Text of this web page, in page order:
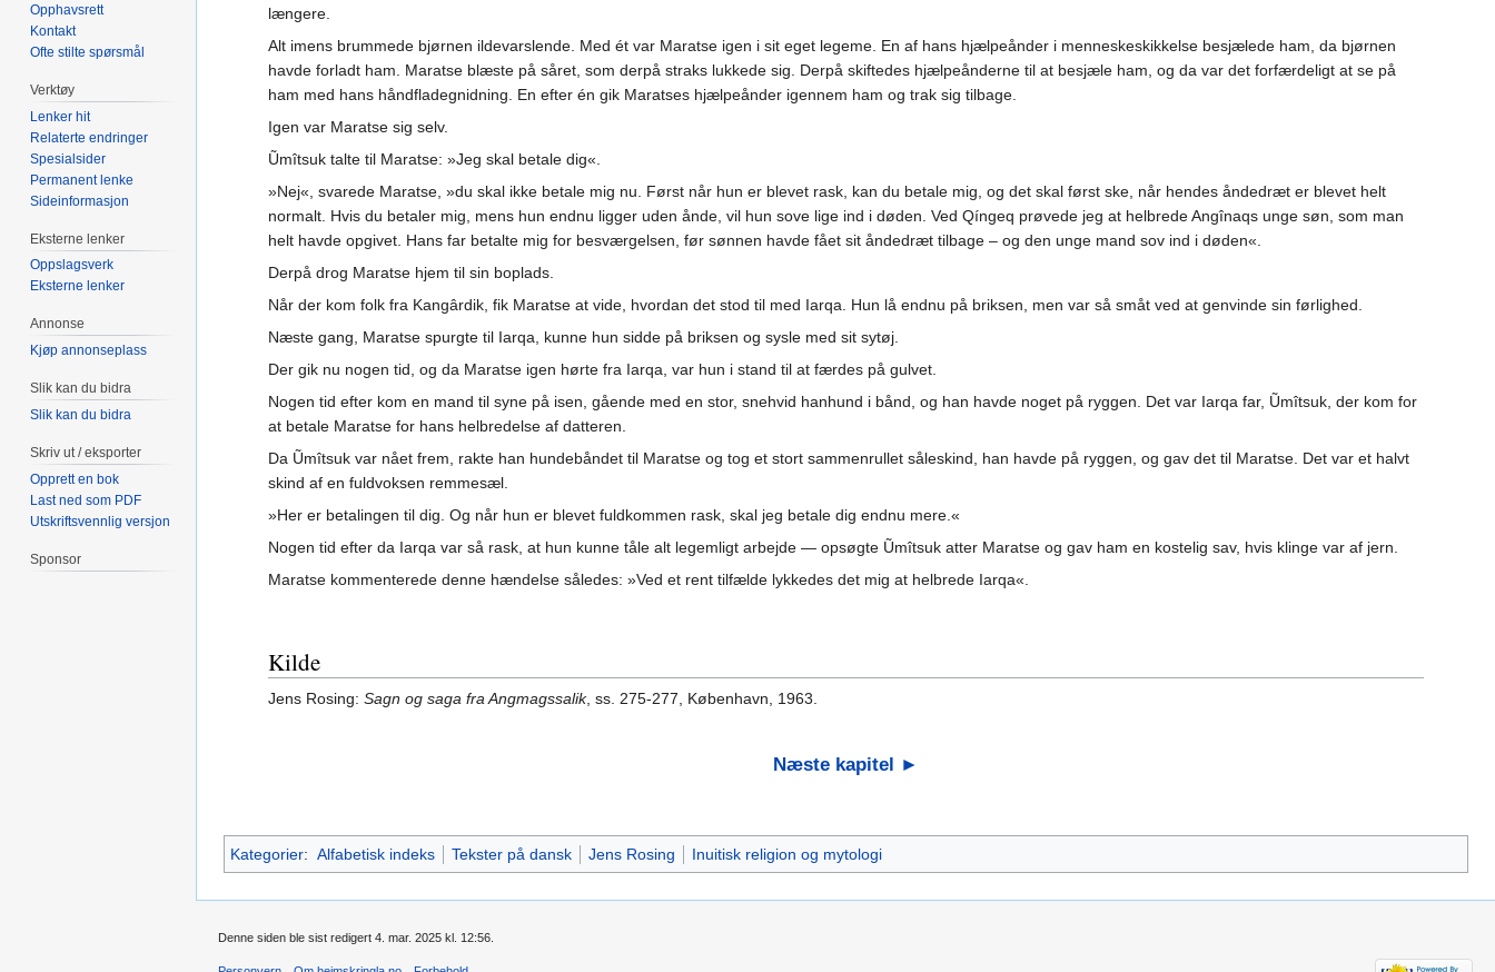
længere.
Alt imens brummede bjørnen ildevarslende. Med ét var Maratse igen i sit eget legeme. En af hans hjælpeånder i menneskeskikkelse besjælede ham, da bjørnen
havde forladt ham. Maratse blæste på såret, som derpå straks lukkede sig. Derpå skiftedes hjælpeånderne til at besjæle ham, og da var det forfærdeligt at se på
ham med hans håndfladegnidning. En efter én gik Maratses hjælpeånder igennem ham og trak sig tilbage.
Igen var Maratse sig selv.
Ũmîtsuk talte til Maratse: »Jeg skal betale dig«.
»Nej«, svarede Maratse, »du skal ikke betale mig nu. Først når hun er blevet rask, kan du betale mig, og det skal først ske, når hendes åndedræt er blevet helt
normalt. Hvis du betaler mig, mens hun endnu ligger uden ånde, vil hun sove lige ind i døden. Ved Qíngeq prøvede jeg at helbrede Angînaqs unge søn, som man
helt havde opgivet. Hans far betalte mig for besværgelsen, før sønnen havde fået sit åndedræt tilbage – og den unge mand sov ind i døden«.
Derpå drog Maratse hjem til sin boplads.
Når der kom folk fra Kangârdik, fik Maratse at vide, hvordan det stod til med Iarqa. Hun lå endnu på briksen, men var så småt ved at genvinde sin førlighed.
Næste gang, Maratse spurgte til Iarqa, kunne hun sidde på briksen og sysle med sit sytøj.
Der gik nu nogen tid, og da Maratse igen hørte fra Iarqa, var hun i stand til at færdes på gulvet.
Nogen tid efter kom en mand til syne på isen, gående med en stor, snehvid hanhund i bånd, og han havde noget på ryggen. Det var Iarqa far, Ũmîtsuk, der kom for
at betale Maratse for hans helbredelse af datteren.
Da Ũmîtsuk var nået frem, rakte han hundebåndet til Maratse og tog et stort sammenrullet såleskind, han havde på ryggen, og gav det til Maratse. Det var et halvt
skind af en fuldvoksen remmesæl.
»Her er betalingen til dig. Og når hun er blevet fuldkommen rask, skal jeg betale dig endnu mere.«
Nogen tid efter da Iarqa var så rask, at hun kunne tåle alt legemligt arbejde — opsøgte Ũmîtsuk atter Maratse og gav ham en kostelig sav, hvis klinge var af jern.
Maratse kommenterede denne hændelse således: »Ved et rent tilfælde lykkedes det mig at helbrede Iarqa«.
Kilde
Jens Rosing: Sagn og saga fra Angmagssalik, ss. 275-277, København, 1963.
Næste kapitel ►
Kategorier: Alfabetisk indeks Tekster på dansk Jens Rosing Inuitisk religion og mytologi
Opphavsrett
Kontakt
Ofte stilte spørsmål
Verktøy
Lenker hit
Relaterte endringer
Spesialsider
Permanent lenke
Sideinformasjon
Eksterne lenker
Oppslagsverk
Eksterne lenker
Annonse
Kjøp annonseplass
Slik kan du bidra
Slik kan du bidra
Skriv ut / eksporter
Opprett en bok
Last ned som PDF
Utskriftsvennlig versjon
Sponsor
Denne siden ble sist redigert 4. mar. 2025 kl. 12:56.